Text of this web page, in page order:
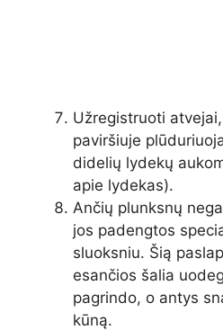
Užregistruoti
paviršiuje
didelių lydekų
apie lydekas).
Ančių plunksnų
jos padengtos
sluoksniu. Šią
esančios šalia
pagrindo, o antys
kūną.